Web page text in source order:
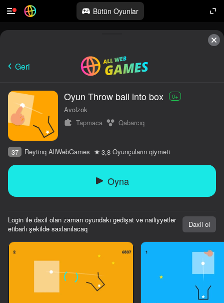
Bütün Oyunlar
Cihazı döndərin
Oyun yalnız üfüqi
rejimdə işləyir
Geri
Oyun Throw ball into box 0+
Avolzok
Tapmaca
Qabarcıq
37 Reytinq AllWebGames 3,8 Oyunçuların qiyməti
Oyna
Login ilə daxil olan zaman oyundakı gedişat və nailiyyətlər
etibarlı şəkildə saxlanılacaq
Daxil ol